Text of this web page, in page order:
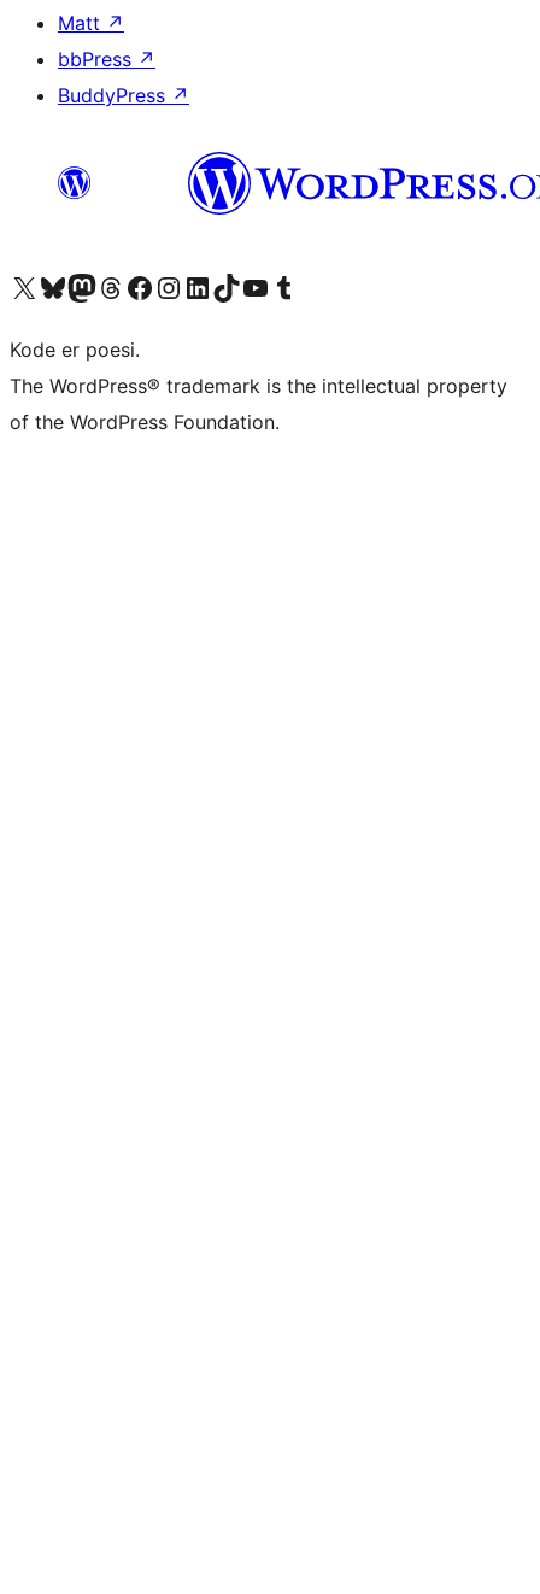
Matt ↗
bbPress ↗
BuddyPress ↗
Besøk vår konto på X Visit our Bluesky account
Besøk vår Mastodon-konto
Visit our Threads account
Besøk vår Facebook-sideBesøk vår Instagram-konto
Besøk vår LinkedIn-konto
Visit our TikTok account
Visit our YouTube channel
Visit our Tumblr account
Kode er poesi.
The WordPress® trademark is the intellectual property
of the WordPress Foundation.